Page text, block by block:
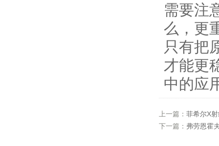
需要注
么，更
只有把
才能更
中的应
上一篇： 菲希尔X
下一篇： 弗劳恩霍